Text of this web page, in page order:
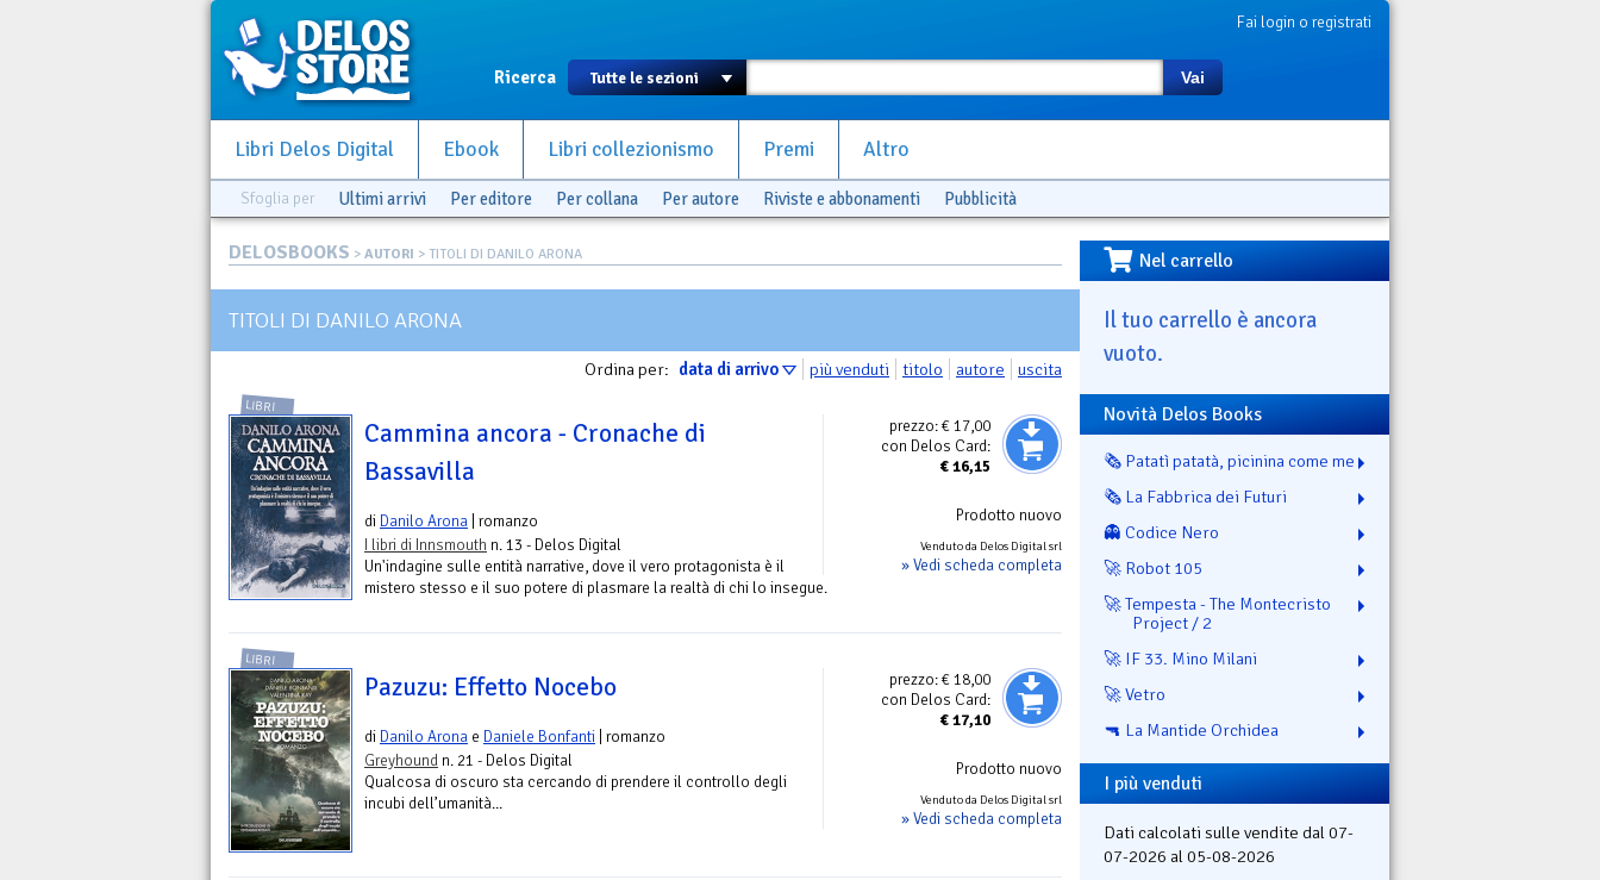
Fai login o registrati
Ricerca Vai
Libri Delos Digital Ebook Libri collezionismo Premi Altro
Sfoglia per Ultimi arrivi Per editore Per collana Per autore Riviste e abbonamenti Pubblicità
DELOSBOOKS > AUTORI > TITOLI DI DANILO ARONA
TITOLI DI DANILO ARONA
Ordina per: data di arrivo più venduti titolo autore uscita
prezzo:€ 17,00
con Delos Card:
€16,15
Prodotto nuovo
Venduto da Delos Digital srl
» Vedi scheda completa
LIBRI
Cammina ancora - Cronache di
Bassavilla
di Danilo Arona | romanzo
I libri di Innsmouth n. 13 - Delos Digital
Un'indagine sulle entità narrative, dove il vero protagonista è il
mistero stesso e il suo potere di plasmare la realtà di chi lo insegue.
prezzo:€ 18,00
con Delos Card:
€17,10
Prodotto nuovo
Venduto da Delos Digital srl
» Vedi scheda completa
LIBRI
Pazuzu: Effetto Nocebo
di Danilo Arona e Daniele Bonfanti | romanzo
Greyhound n. 21 - Delos Digital
Qualcosa di oscuro sta cercando di prendere il controllo degli
incubi dell’umanità...
Nel carrello
Il tuo carrello è ancora
vuoto.
Novità Delos Books
🗞️ Patatì patatà, picinina come me
🗞️ La Fabbrica dei Futuri
👻 Codice Nero
🚀 Robot 105
🚀 Tempesta - The Montecristo
Project / 2
🚀 IF 33. Mino Milani
🚀 Vetro
🔫 La Mantide Orchidea
I più venduti
Dati calcolati sulle vendite dal 07-
07-2026 al 05-08-2026